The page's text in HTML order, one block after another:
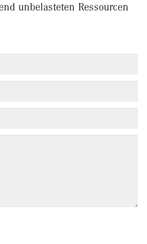
unbelasteten Ressourcen